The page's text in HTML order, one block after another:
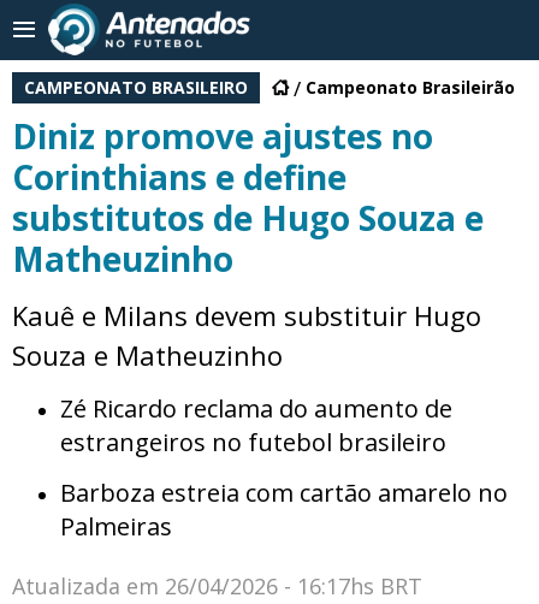
CAMPEONATO BRASILEIRO Campeonato Brasileirão
Diniz promove ajustes no
Corinthians e define
substitutos de Hugo Souza e
Matheuzinho
Kauê e Milans devem substituir Hugo
Souza e Matheuzinho
Zé Ricardo reclama do aumento de
estrangeiros no futebol brasileiro
Barboza estreia com cartão amarelo no
Palmeiras
Atualizada em 26/04/2026 - 16:17hs BRT